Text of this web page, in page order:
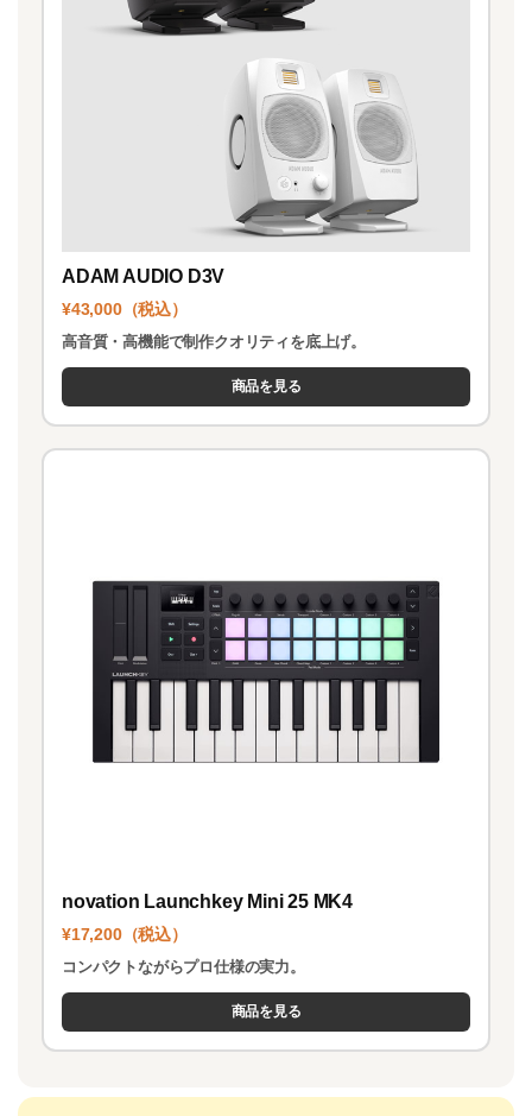
ADAM AUDIO D3V
¥43,000（税込）
高音質・高機能で制作クオリティを底上げ。
商品を見る
novation Launchkey Mini 25 MK4
¥17,200（税込）
コンパクトながらプロ仕様の実力。
商品を見る